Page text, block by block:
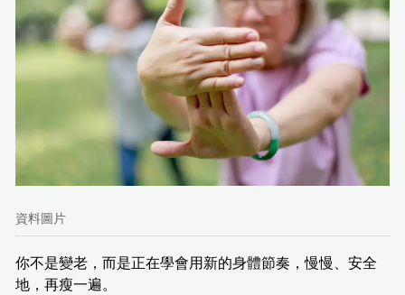
資料圖片
你不是變老，而是正在學會用新的身體節奏，慢慢、安全
地，再瘦一遍。